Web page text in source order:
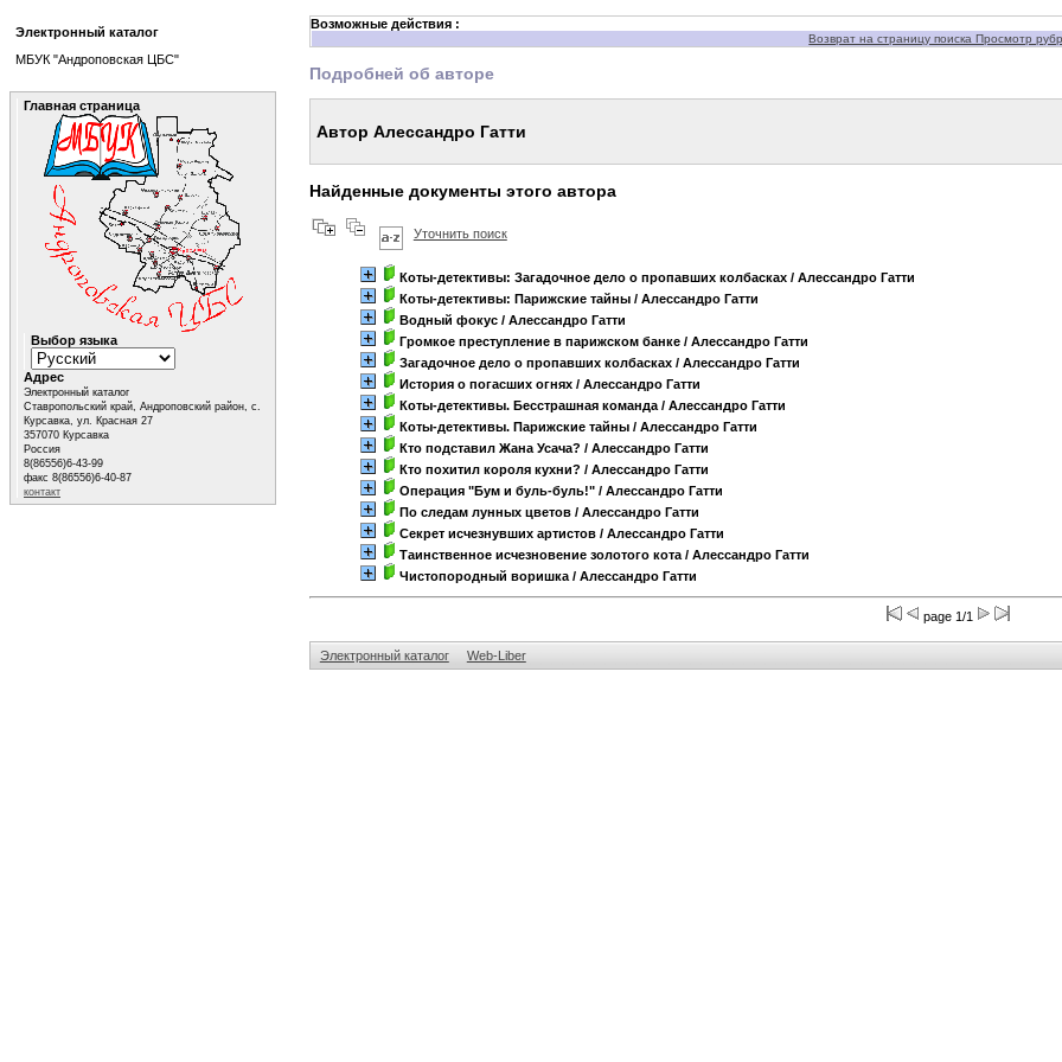
Возможные действия :
Возврат на страницу поиска Просмотр
Подробней об авторе
Автор Алессандро Гатти
Найденные документы этого автора
Уточнить поиск
Коты-детективы: Загадочное дело о пропавших колбасках/ Алессандро Гатти
Коты-детективы: Парижские тайны/ Алессандро Гатти
Водный фокус/ Алессандро Гатти
Громкое преступление в парижском банке/ Алессандро Гатти
Загадочное дело о пропавших колбасках/ Алессандро Гатти
История о погасших огнях/ Алессандро Гатти
Коты-детективы. Бесстрашная команда/ Алессандро Гатти
Коты-детективы. Парижские тайны/ Алессандро Гатти
Кто подставил Жана Усача? / Алессандро Гатти
Кто похитил короля кухни? / Алессандро Гатти
Операция "Бум и буль-буль!"/ Алессандро Гатти
По следам лунных цветов/ Алессандро Гатти
Секрет исчезнувших артистов/ Алессандро Гатти
Таинственное исчезновение золотого кота/ Алессандро Гатти
Чистопородный воришка/ Алессандро Гатти
page 1/1
Электронный каталог Web-Liber
Электронный каталог
МБУК "Андроповская ЦБС"
Главная страница
Выбор языка
Адрес
Электронный каталог
Ставропольский край, Андроповский район, с.
Курсавка, ул. Красная 27
357070 Курсавка
Россия
8(86556)6-43-99
факс 8(86556)6-40-87
контакт